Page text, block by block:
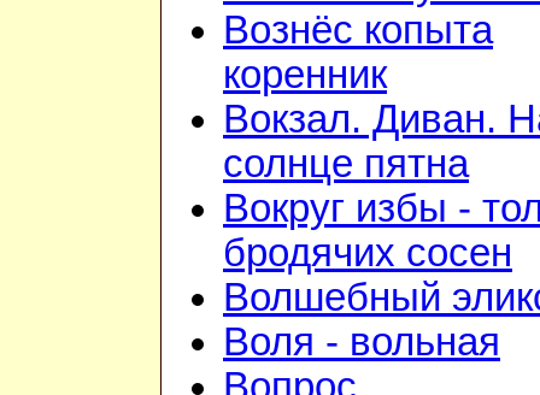
Вознёс копыта
коренник
Вокзал. Диван.
солнце пятна
Вокруг избы -
бродячих сосен
Волшебный
Воля - вольная